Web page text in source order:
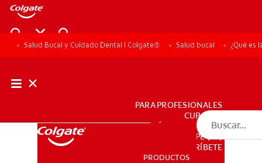
PRODUCTOS
PARA PROFESIONALES
CUPONES
DÓNDE COMPRAR
PE (ES)
SUSCRÍBETE
PRODUCTOS
Salud Bucal y Cuidado Dental | Colgate® Salud bucal ¿Qué es